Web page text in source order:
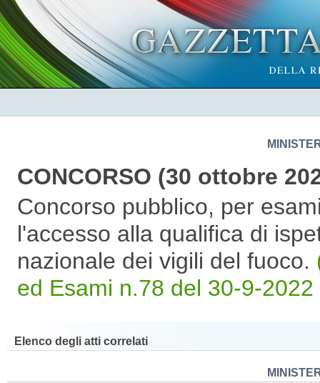
CONCORSO (30 ottobre
Concorso pubblico, per
l'accesso alla qualifica di
nazionale dei vigili del fuoco.
ed Esami n.78 del 30-9-2022
Elenco degli atti correlati